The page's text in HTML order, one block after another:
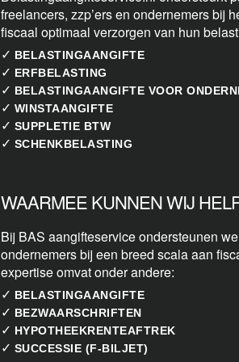
freelancers, zzp’ers en ondernemers bij
fiscaal optimaal verzorgen van hun
✓ BELASTINGAANGIFTE
✓ ERFBELASTING
✓ BELASTINGAANGIFTE VOOR
✓ WINSTAANGIFTE
✓ SUPPLETIE BTW
✓ SCHENKBELASTING
WAARMEE KUNNEN WIJ
Bij BAS aangifteservice ondersteunen
ondernemers bij een breed scala aan
expertise omvat onder andere:
✓ BELASTINGAANGIFTE
✓ BEZWAARSCHRIFTEN
✓ HYPOTHEEKRENTEAFTREK
✓ SUCCESSIE (F-BILJET)